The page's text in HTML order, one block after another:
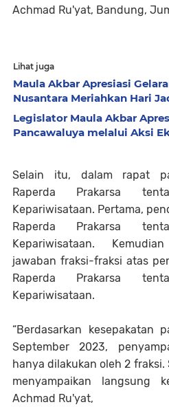
Achmad Ru'yat, Bandung,
Lihat juga
Maula Akbar Apresiasi
Nusantara Meriahkan Hari
Legislator Maula Akbar
Pancawaluya melalui Aksi
Selain itu, dalam rapat
Raperda Prakarsa
Kepariwisataan. Pertama,
Raperda Prakarsa
Kepariwisataan.
jawaban fraksi-fraksi atas
Raperda Prakarsa
Kepariwisataan.
“Berdasarkan kesepakatan
September 2023,
hanya dilakukan oleh 2
menyampaikan langsung
Achmad Ru'yat,